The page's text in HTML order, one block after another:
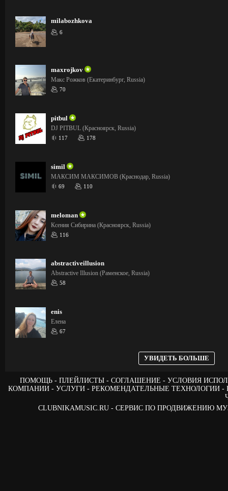
milabozhkova
6
maxrojkov
Макс Рожков (Екатеринбург, Russia)
70
pitbul
DJ PITBUL (Красноярск, Russia)
117 178
simil
МАКСИМ МАКСИМОВ (Краснодар, Russia)
69 110
meloman
Ксения Сибирина (Красноярск, Russia)
116
abstractiveillusion
Abstractive Illusion (Раменское, Russia)
58
enis
Елена
67
УВИДЕТЬ БОЛЬШЕ
ПОМОЩЬ ПЛЕЙЛИСТЫ СОГЛАШЕНИЕ
УСЛОВИЯ
КОМПАНИИ
УСЛУГИ РЕКОМЕНДАТЕЛЬНЫЕ ТЕХНОЛОГИИ
CLUBNIKAMUSIC.RU - СЕРВИС ПО ПРОДВИЖЕНИЮ